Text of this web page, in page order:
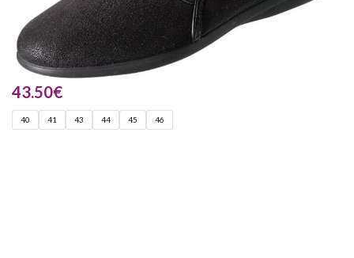
43.50€
40 41 43 44 45 46